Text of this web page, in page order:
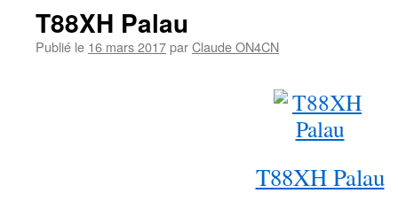
T88XH Palau
Publié le 16 mars 2017parClaude ON4CN
T88XH Palau